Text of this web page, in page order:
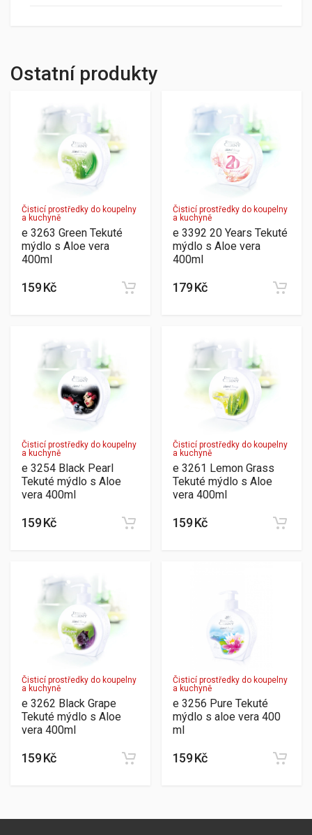
Ostatní produkty
Čisticí prostředky do koupelny
a kuchyně
e 3263 Green Tekuté
mýdlo s Aloe vera
400ml
159 Kč
Čisticí prostředky do koupelny
a kuchyně
e 3392 20 Years Tekuté
mýdlo s Aloe vera
400ml
179 Kč
Čisticí prostředky do koupelny
a kuchyně
e 3254 Black Pearl
Tekuté mýdlo s Aloe
vera 400ml
159 Kč
Čisticí prostředky do koupelny
a kuchyně
e 3261 Lemon Grass
Tekuté mýdlo s Aloe
vera 400ml
159 Kč
Čisticí prostředky do koupelny
a kuchyně
e 3262 Black Grape
Tekuté mýdlo s Aloe
vera 400ml
159 Kč
Čisticí prostředky do koupelny
a kuchyně
e 3256 Pure Tekuté
mýdlo s aloe vera 400
ml
159 Kč